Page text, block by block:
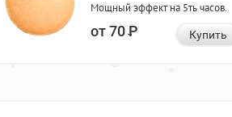
Мощный эффект на 5ть часов.
от 70Р Купить